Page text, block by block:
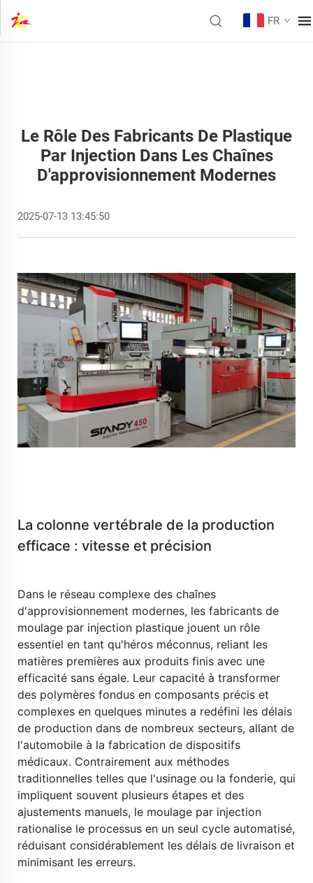
FR
Le Rôle Des Fabricants De Plastique
Par Injection Dans Les Chaînes
D'approvisionnement Modernes
2025-07-13 13:45:50
La colonne vertébrale de la production
efficace : vitesse et précision
Dans le réseau complexe des chaînes
d'approvisionnement modernes, les fabricants de
moulage par injection plastique jouent un rôle
essentiel en tant qu'héros méconnus, reliant les
matières premières aux produits finis avec une
efficacité sans égale. Leur capacité à transformer
des polymères fondus en composants précis et
complexes en quelques minutes a redéfini les délais
de production dans de nombreux secteurs, allant de
l'automobile à la fabrication de dispositifs
médicaux. Contrairement aux méthodes
traditionnelles telles que l'usinage ou la fonderie, qui
impliquent souvent plusieurs étapes et des
ajustements manuels, le moulage par injection
rationalise le processus en un seul cycle automatisé,
réduisant considérablement les délais de livraison et
minimisant les erreurs.